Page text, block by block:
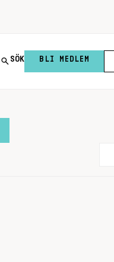
SÖK BLI MEDLEM